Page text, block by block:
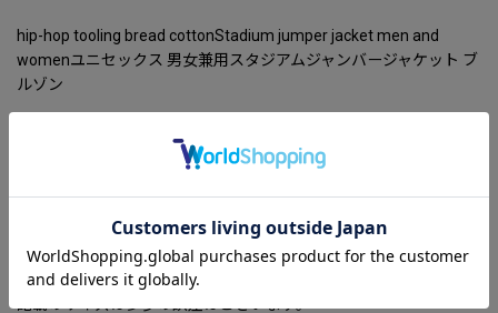
hip-hop tooling bread cottonStadium jumper jacket men and
womenユニセックス 男女兼用スタジアムジャンバージャケット ブ
ルゾン
L/75/62/136/60
XL/77/64/140/61
2XL/79/66/144/62cm